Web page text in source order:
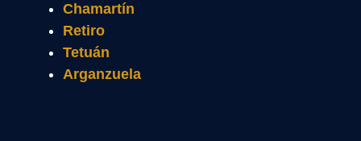
Chamartín
Retiro
Tetuán
Arganzuela